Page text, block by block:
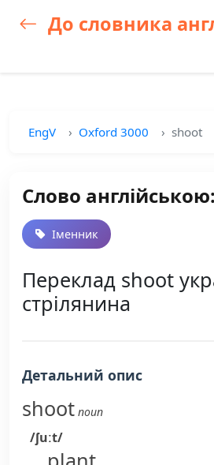
До словника
EngV Oxford 3000 shoot
Слово
Іменник
Переклад shoot
стрілянина
Детальний опис
shoot noun
/ʃuːt/